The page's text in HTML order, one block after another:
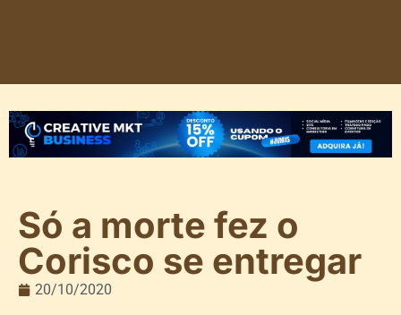
Só a morte fez o
Corisco se entregar
20/10/2020